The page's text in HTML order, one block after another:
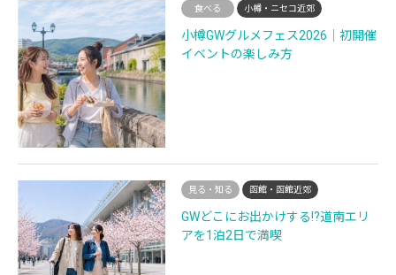
食べる 小樽・ニセコ近郊
小樽GWグルメフェス2026｜初開催
イベントの楽しみ方
見る・知る 函館・函館近郊
GWどこにお出かけする!?道南エリ
アを1泊2日で満喫